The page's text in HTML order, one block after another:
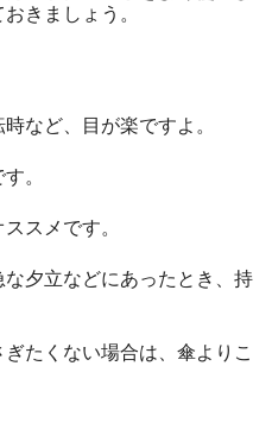
きましょう。
など、目が楽ですよ。
。
スメです。
夕立などにあったとき、持
たくない場合は、傘よりこ